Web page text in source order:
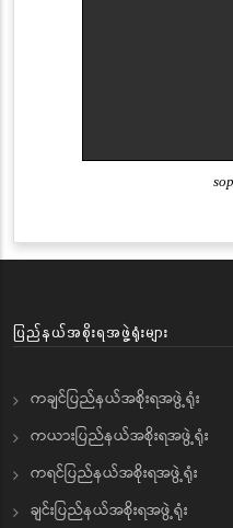
ပြည်နယ်အစိုးရအဖွဲ့ရုံးများ
ကချင်ပြည်နယ်အစိုးရအဖွဲ့ရုံး
ကယားပြည်နယ်အစိုးရအဖွဲ့ရုံး
ကရင်ပြည်နယ်အစိုးရအဖွဲ့ရုံး
ချင်းပြည်နယ်အစိုးရအဖွဲ့ရုံး